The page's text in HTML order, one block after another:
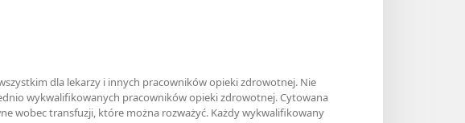
dla lekarzy i innych pracowników opieki zdrowotnej. Nie
wykwalifikowanych pracowników opieki zdrowotnej. Cytowana
wobec transfuzji, które można rozważyć. Każdy wykwalifikowany